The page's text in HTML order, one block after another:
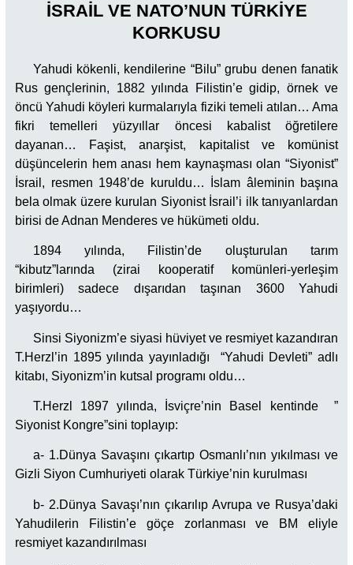
İSRAİL VE NATO’NUN TÜRKİYE
KORKUSU
Yahudi kökenli, kendilerine “Bilu” grubu denen fanatik
Rus gençlerinin, 1882 yılında Filistin’e gidip, örnek ve
öncü Yahudi köyleri kurmalarıyla fiziki temeli atılan… Ama
fikri temelleri yüzyıllar öncesi kabalist öğretilere
dayanan… Faşist, anarşist, kapitalist ve komünist
düşüncelerin hem anası hem kaynaşması olan “Siyonist”
İsrail, resmen 1948’de kuruldu… İslam âleminin başına
bela olmak üzere kurulan Siyonist İsrail’i ilk tanıyanlardan
birisi de Adnan Menderes ve hükümeti oldu.
1894 yılında, Filistin’de oluşturulan tarım
“kibutz”larında (zirai kooperatif komünleri-yerleşim
birimleri) sadece dışarıdan taşınan 3600 Yahudi
yaşıyordu…
Sinsi Siyonizm’e siyasi hüviyet ve resmiyet kazandıran
T.Herzl’in 1895 yılında yayınladığı “Yahudi Devleti” adlı
kitabı, Siyonizm’in kutsal programı oldu…
T.Herzl 1897 yılında, İsviçre’nin Basel kentinde ”
Siyonist Kongre”sini toplayıp:
a- 1.Dünya Savaşını çıkartıp Osmanlı’nın yıkılması ve
Gizli Siyon Cumhuriyeti olarak Türkiye’nin kurulması
b- 2.Dünya Savaşı’nın çıkarılıp Avrupa ve Rusya’daki
Yahudilerin Filistin’e göçe zorlanması ve BM eliyle
resmiyet kazandırılması